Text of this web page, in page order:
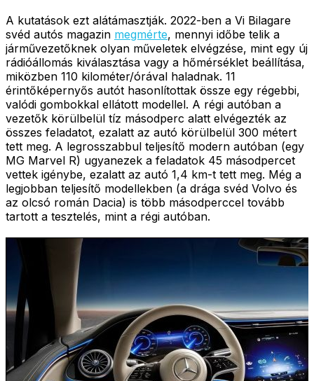
A kutatások ezt alátámasztják. 2022-ben a Vi Bilagare
svéd autós magazin megmérte, mennyi időbe telik a
járművezetőknek olyan műveletek elvégzése, mint egy új
rádióállomás kiválasztása vagy a hőmérséklet beállítása,
miközben 110 kilométer/órával haladnak. 11
érintőképernyős autót hasonlítottak össze egy régebbi,
valódi gombokkal ellátott modellel. A régi autóban a
vezetők körülbelül tíz másodperc alatt elvégezték az
összes feladatot, ezalatt az autó körülbelül 300 métert
tett meg. A legrosszabbul teljesítő modern autóban (egy
MG Marvel R) ugyanezek a feladatok 45 másodpercet
vettek igénybe, ezalatt az autó 1,4 km-t tett meg. Még a
legjobban teljesítő modellekben (a drága svéd Volvo és
az olcsó román Dacia) is több másodperccel tovább
tartott a tesztelés, mint a régi autóban.